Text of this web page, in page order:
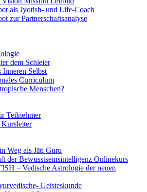
als Jyotish- und Life-Coach
zur Partnerschaftsanalyse
dem Schleier
Inneren Selbst
Curriculum
Menschen?
Teilnehmer
Weg als Jāti Guru
der Bewusstseinsintelligenz Onlinekurs
– Vedische Astrologie der neuen
Geisteskunde